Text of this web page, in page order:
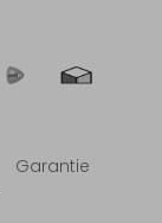
Garantie